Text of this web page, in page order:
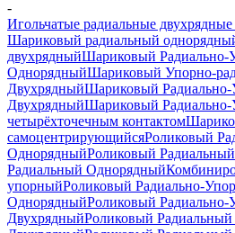
-
Игольчатые радиальные
Шариковый радиальный
двухрядныйШариковый Радиально-
ОднорядныйШариковый Упорно-
ДвухрядныйШариковый
ДвухрядныйШариковый
четырёхточечным контактом
самоцентрирующийсяРоликовый
ОднорядныйРоликовый
Радиальный Однорядный
упорныйРоликовый Радиально-
ОднорядныйРоликовый
ДвухрядныйРоликовый